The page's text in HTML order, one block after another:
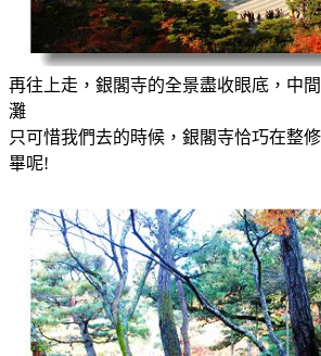
再往上走，銀閣寺的全景盡收眼底，中
灘
只可惜我們去的時候，銀閣寺恰巧在整
畢呢!